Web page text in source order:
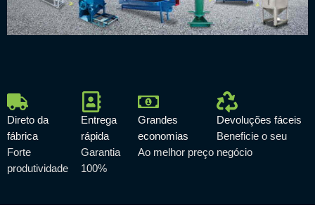
Direto da
fábrica
Forte
produtividade
Entrega
rápida
Garantia
100%
Grandes
economias
Ao melhor preço
Devoluções fáceis
Beneficie o seu
negócio